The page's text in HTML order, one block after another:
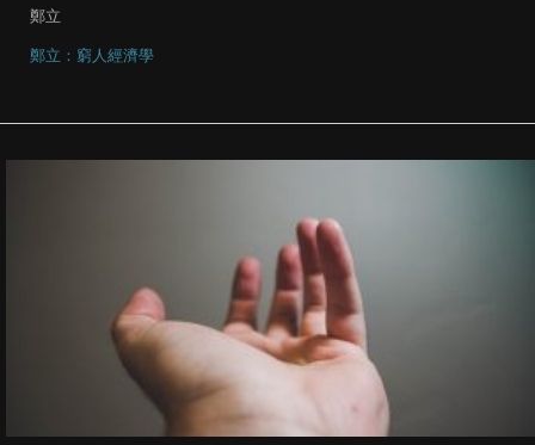
鄭立
鄭立：窮人經濟學